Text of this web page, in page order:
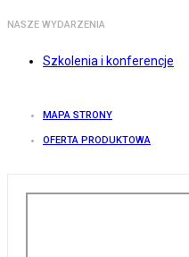
NASZE WYDARZENIA
Szkolenia i konferencje
MAPA STRONY
OFERTA PRODUKTOWA